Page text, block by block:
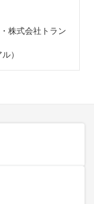
株式会社トラン
）